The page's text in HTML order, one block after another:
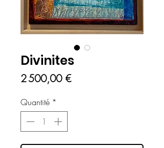
Divinites
2 500,00 €Prix
Quantité *